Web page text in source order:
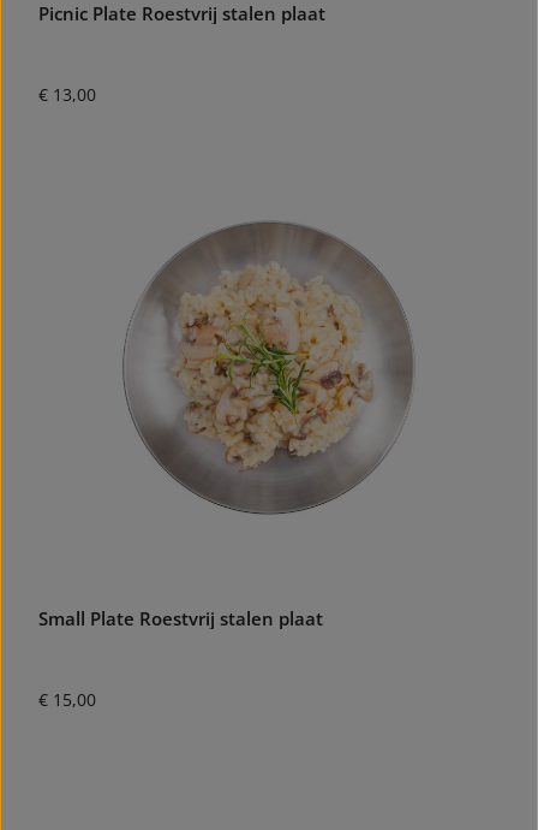
Picnic Plate Roestvrij stalen plaat
Normale prijs:
€ 13,00
Small Plate Roestvrij stalen plaat
Normale prijs:
€ 15,00